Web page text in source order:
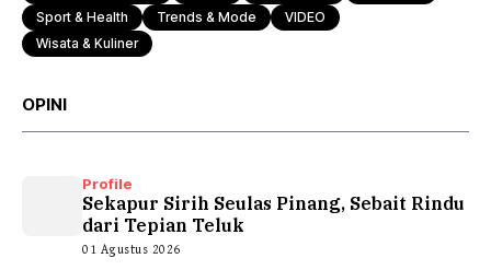
Sport & Health Trends & Mode
VIDEO
Wisata & Kuliner
OPINI
Profile
Sekapur Sirih Seulas Pinang, Sebait Rindu
dari Tepian Teluk
01 Agustus 2026